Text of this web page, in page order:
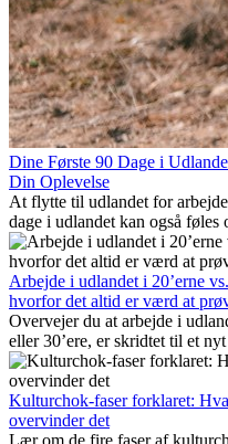
Dine Første 90 Dage i
Din Oplevelse
At flytte til udlandet for
dage i udlandet kan også
arbejdsplads, opbygge et
hjemve er alle en del af
dig, hvordan du får mest
og sikrer både professionel
Arbejde i udlandet i 20’erne
hvorfor det altid er værd at
Overvejer du at arbejde i
eller 30’ere, er skridtet til et
nogle gange udfordrende.
en forskel. Sandheden er:
investering værd. Det kan
udvikling og give dig
liv.
Kulturchok-faser forklaret:
overvinder det
Lær om de fire faser af